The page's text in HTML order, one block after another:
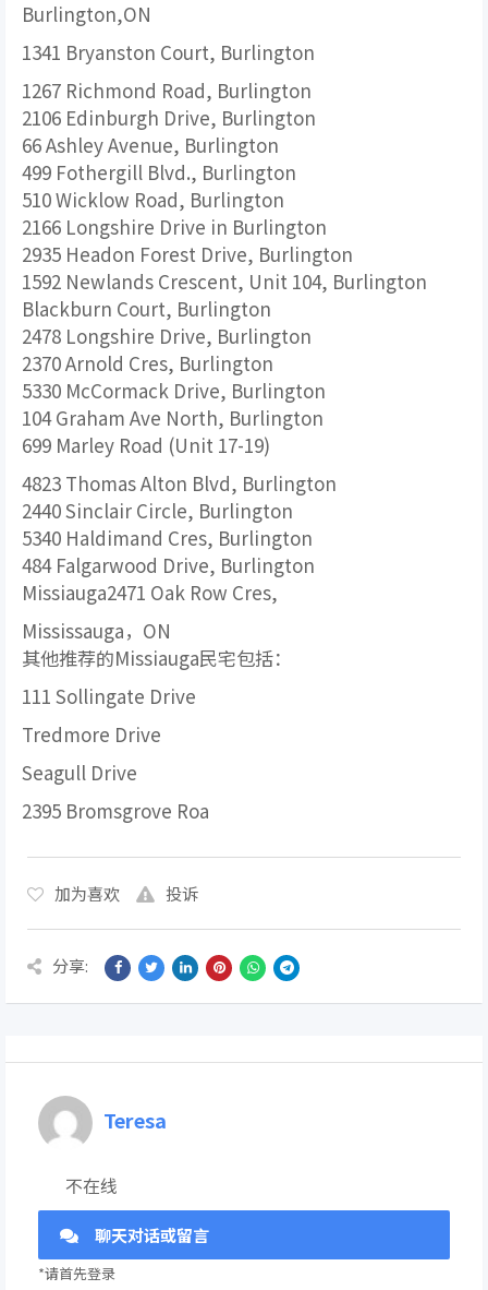
Burlington,ON
1341 Bryanston Court, Burlington
1267 Richmond Road, Burlington
2106 Edinburgh Drive, Burlington
66 Ashley Avenue, Burlington
499 Fothergill Blvd., Burlington
510 Wicklow Road, Burlington
2166 Longshire Drive in Burlington
2935 Headon Forest Drive, Burlington
1592 Newlands Crescent, Unit 104, Burlington
Blackburn Court, Burlington
2478 Longshire Drive, Burlington
2370 Arnold Cres, Burlington
5330 McCormack Drive, Burlington
104 Graham Ave North, Burlington
699 Marley Road (Unit 17-19)
4823 Thomas Alton Blvd, Burlington
2440 Sinclair Circle, Burlington
5340 Haldimand Cres, Burlington
484 Falgarwood Drive, Burlington
Missiauga2471 Oak Row Cres,
Mississauga，ON
其他推荐的Missiauga民宅包括：
111 Sollingate Drive
Tredmore Drive
Seagull Drive
2395 Bromsgrove Roa
加为喜欢 投诉
分享:
Teresa
不在线
聊天对话或留言
*请首先登录